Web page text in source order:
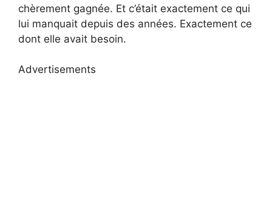
chèrement gagnée. Et c’était exactement ce qui
lui manquait depuis des années. Exactement ce
dont elle avait besoin.
Advertisements